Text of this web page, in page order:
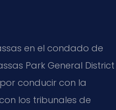
en el condado de
Park General District
conducir con la
los tribunales de